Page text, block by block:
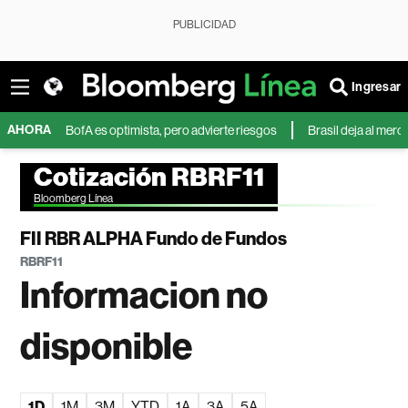
PUBLICIDAD
Ingresar
AHORABofA es optimista, pero advierte riesgos Brasil deja al mercado
Cotización RBRF11
Bloomberg Línea
FII RBR ALPHA Fundo de Fundos
RBRF11
Informacion no
disponible